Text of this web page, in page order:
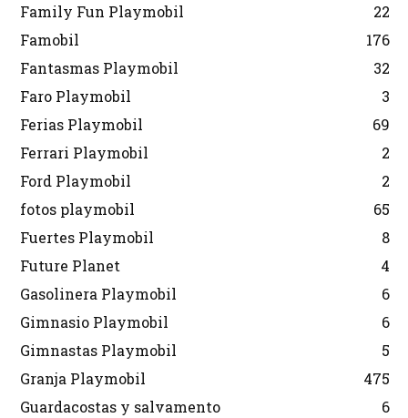
Family Fun Playmobil
22
Famobil
176
Fantasmas Playmobil
32
Faro Playmobil
3
Ferias Playmobil
69
Ferrari Playmobil
2
Ford Playmobil
2
fotos playmobil
65
Fuertes Playmobil
8
Future Planet
4
Gasolinera Playmobil
6
Gimnasio Playmobil
6
Gimnastas Playmobil
5
Granja Playmobil
475
Guardacostas y salvamento
6